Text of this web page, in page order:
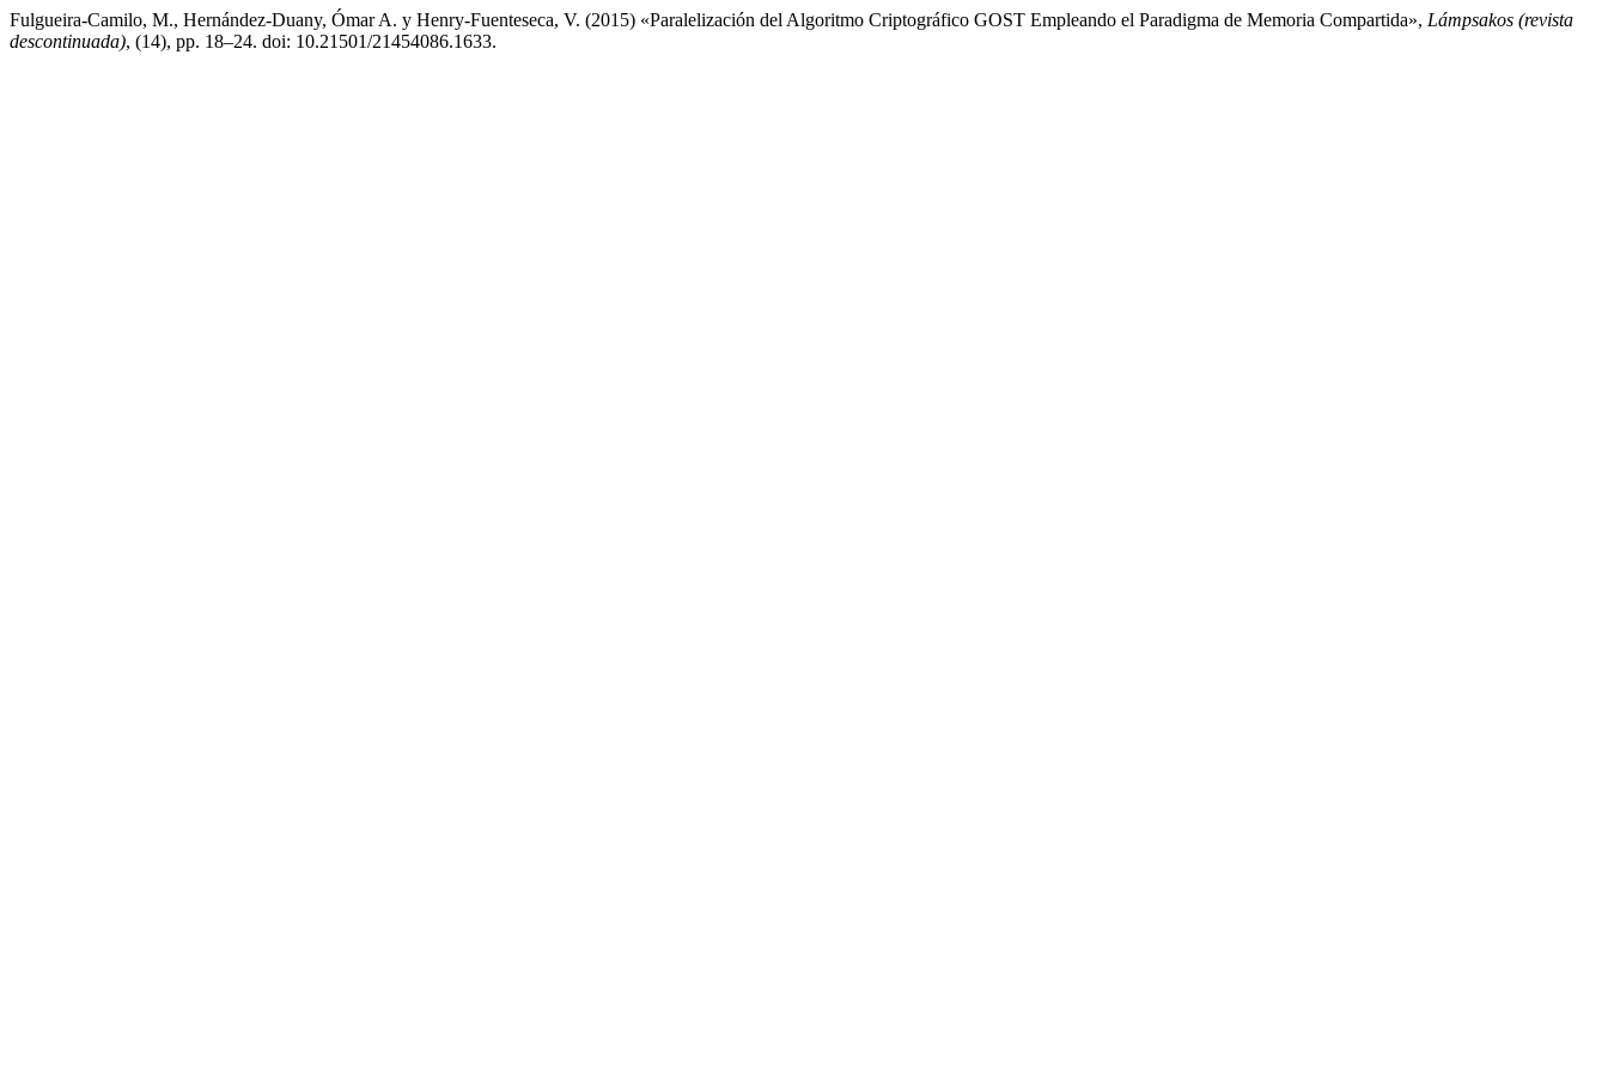
Fulgueira-Camilo, M., Hernández-Duany, Ómar A. y Henry-Fuenteseca, V. (2015) «Paralelización del Algoritmo Criptográfico GOST Empleando el Paradigma de Memoria Compartida», Lámpsakos (revista
descontinuada), (14), pp. 18–24. doi: 10.21501/21454086.1633.